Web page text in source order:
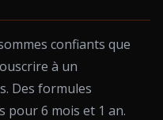
confiants que
à un
Des formules
pour 6 mois et 1 an.